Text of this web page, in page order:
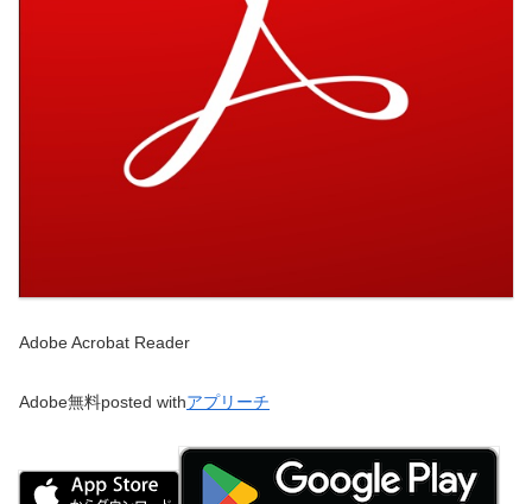
Adobe Acrobat Reader
Adobe無料posted withアプリーチ